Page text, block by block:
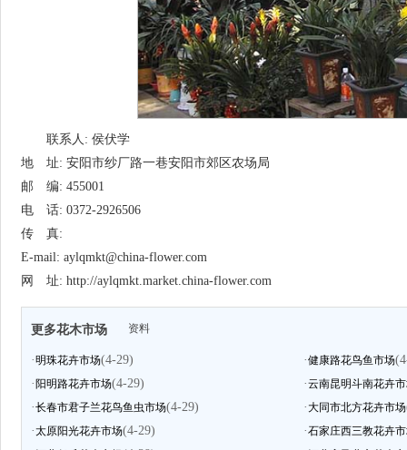
联系人: 侯伏学
地 址: 安阳市纱厂路一巷安阳市郊区农场局
邮 编: 455001
电 话: 0372-2926506
传 真:
E-mail: aylqmkt@china-flower.com
网 址: http://aylqmkt.market.china-flower.com
更多花木市场 资料
·明珠花卉市场(4-29) ·健康路花鸟鱼市场
·阳明路花卉市场(4-29) ·云南昆明斗南花卉
·长春市君子兰花鸟鱼虫市场(4-29) ·大同市北方花卉市场
·太原阳光花卉市场(4-29) ·石家庄西三教花卉